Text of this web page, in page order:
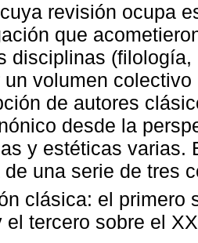
revisión ocupa
que
disciplinas
un volumen
de autores
desde la
y estéticas varias.
de una serie de tres
clásica: el primero
el tercero sobre el